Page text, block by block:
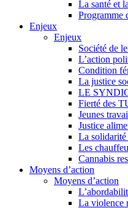
La santé et
Programme
Enjeux
Enjeux
Société de
L’action
Condition
La justice
LE
Fierté des
Jeunes
Justice
La
Les
Cannabis
Moyens d’action
Moyens d’action
La violence